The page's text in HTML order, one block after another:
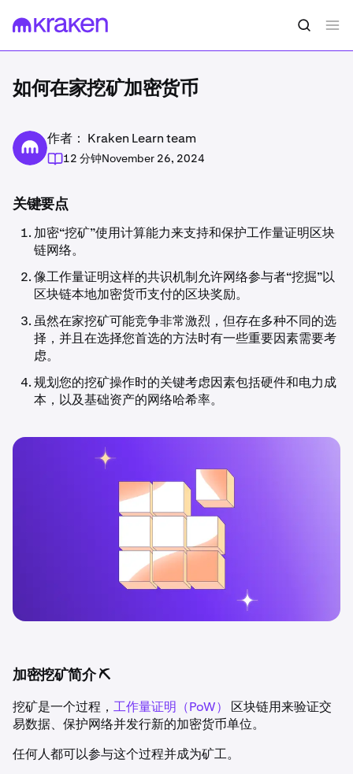
如何在家挖矿加密货币
作者： Kraken Learn team
12 分钟November 26, 2024
关键要点
加密“挖矿”使用计算能力来支持和保护工作量证明区块
链网络。
像工作量证明这样的共识机制允许网络参与者“挖掘”以
区块链本地加密货币支付的区块奖励。
虽然在家挖矿可能竞争非常激烈，但存在多种不同的选
择，并且在选择您首选的方法时有一些重要因素需要考
虑。
规划您的挖矿操作时的关键考虑因素包括硬件和电力成
本，以及基础资产的网络哈希率。
加密挖矿简介 ⛏️
挖矿是一个过程， 工作量证明（PoW）
区块链用来验证交
易数据、保护网络并发行新的加密货币单位。
任何人都可以参与这个过程并成为矿工。